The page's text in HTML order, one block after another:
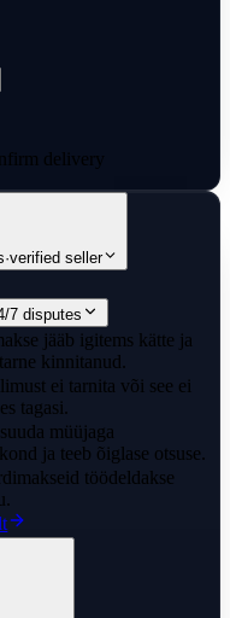
delivery
·verified seller
7 disputes
jääb igitems kätte ja
kinnitanud.
ei tarnita või see ei
tagasi.
müüjaga
ja teeb õiglase otsuse.
töödeldakse